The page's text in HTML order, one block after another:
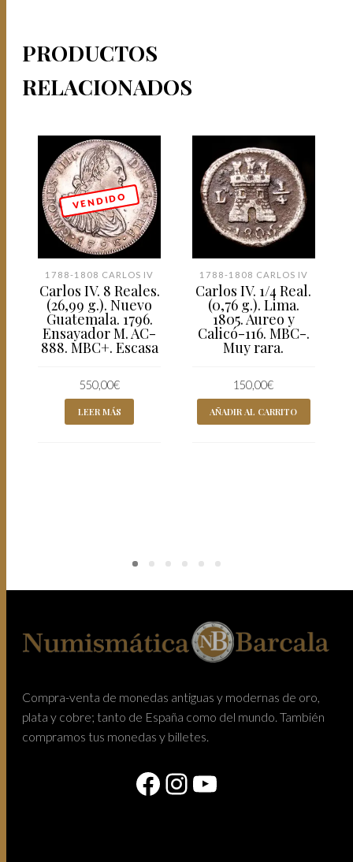
PRODUCTOS
RELACIONADOS
V E N D I D O
1788-1808 CARLOS IV
Carlos IV. 8 Reales.
(26,99 g.). Nuevo
Guatemala. 1796.
Ensayador M. AC-
888. MBC+. Escasa
550,00€
LEER MÁS
1788-1808 CARLOS IV
Carlos IV. 1/4 Real.
(0,76 g.). Lima.
1805. Aureo y
Calicó-116. MBC-.
Muy rara.
150,00€
AÑADIR AL CARRITO
Compra-venta de monedas antiguas y modernas de oro,
plata y cobre; tanto de España como del mundo. También
compramos tus monedas y billetes.
Facebook
Instagram
YouTube